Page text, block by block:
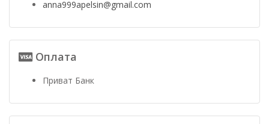
anna999apelsin@gmail.com
Оплата
Приват Банк